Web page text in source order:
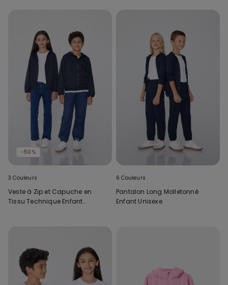
-50%
3 Couleurs
Veste à Zip et Capuche en
Tissu Technique Enfant
6 Couleurs
Pantalon Long Molletonné
Enfant Unisexe